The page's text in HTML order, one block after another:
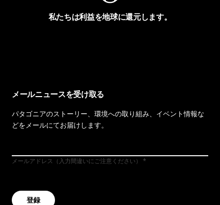
私たちは利益を地球に還元します。
メールニュースを受け取る
パタゴニアのストーリー、環境への取り組み、イベント情報な
どをメールにてお届けします。
メールアドレス（入力間違いにご注意ください）
登録